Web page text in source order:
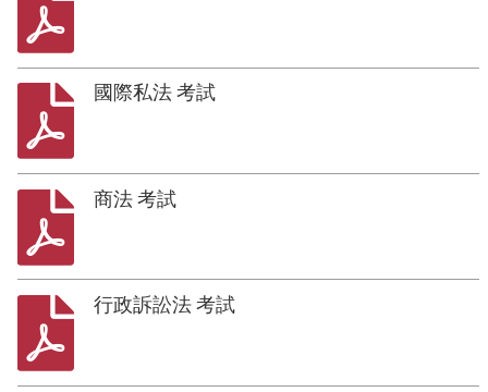
國際私法 考試
商法 考試
行政訴訟法 考試